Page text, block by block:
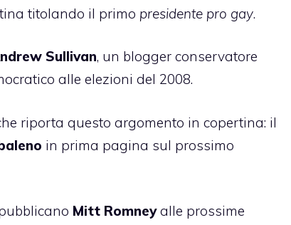
titolando il primo presidente pro gay.
Sullivan, un blogger conservatore
alle elezioni del 2008.
riporta questo argomento in copertina: il
in prima pagina sul prossimo
Mitt Romneyalle prossime